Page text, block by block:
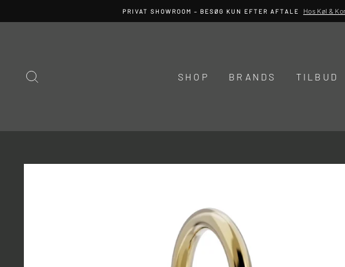
PRIVAT SHOWROOM – BESØG KUN EFTER AFTALE Hos Køl &
SHOP BRANDS TILBUD